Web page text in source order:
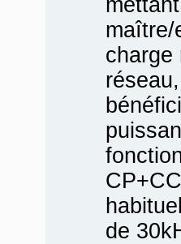
maître/
charge
de